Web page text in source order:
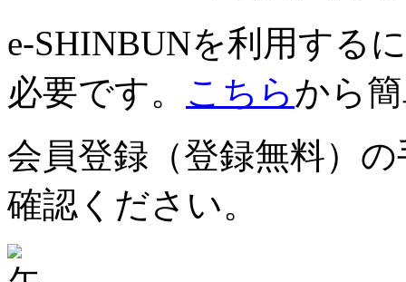
e-SHINBUNを利用する
必要です。 こちらから
会員登録（登録無料）
確認ください。